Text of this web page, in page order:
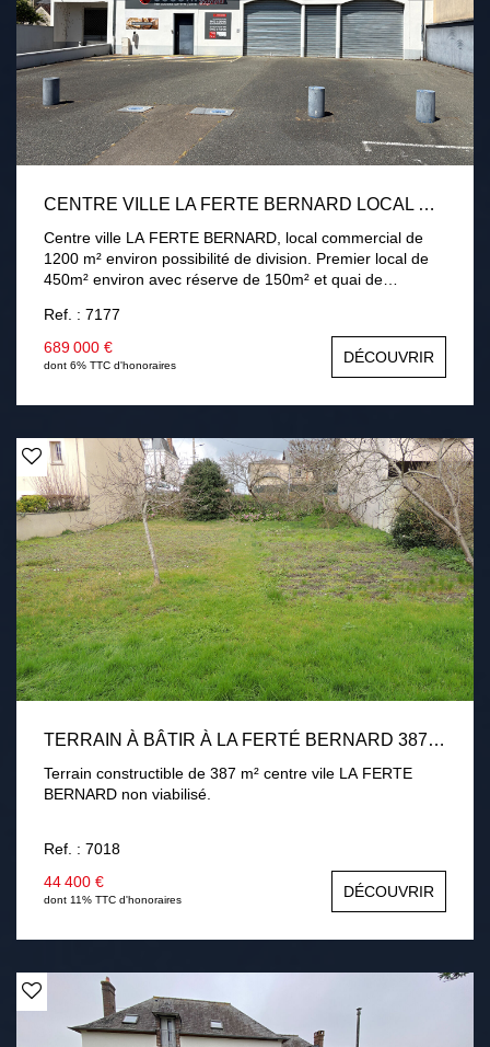
CENTRE VILLE LA FERTE BERNARD LOCAL COMMERCIAL1200M²
Centre ville LA FERTE BERNARD, local commercial de
1200 m² environ possibilité de division. Premier local de
450m² environ avec réserve de 150m² et quai de
environ avec partie annexe (bureau sanitaire). Parking
devant le local.
Ref. : 7177
689 000 €
dont 6% TTC d'honoraires DÉCOUVRIR
TERRAIN À BÂTIR À LA FERTÉ BERNARD 387 M2
Terrain constructible de 387 m² centre vile LA FERTE
BERNARD non viabilisé.
Ref. : 7018
44 400 €
dont 11% TTC d'honoraires DÉCOUVRIR